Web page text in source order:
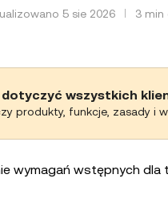
5 sie 2026 3 min
wszystkich
produkty, funkcje, zasady i
wymagań wstępnych